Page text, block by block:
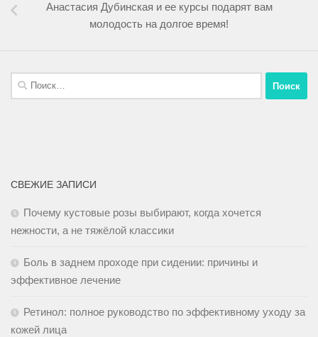
Анастасия Дубинская и ее курсы подарят вам
молодость на долгое время!
СВЕЖИЕ ЗАПИСИ
Почему кустовые розы выбирают, когда хочется
нежности, а не тяжёлой классики
Боль в заднем проходе при сидении: причины и
эффективное лечение
Ретинол: полное руководство по эффективному уходу за
кожей лица